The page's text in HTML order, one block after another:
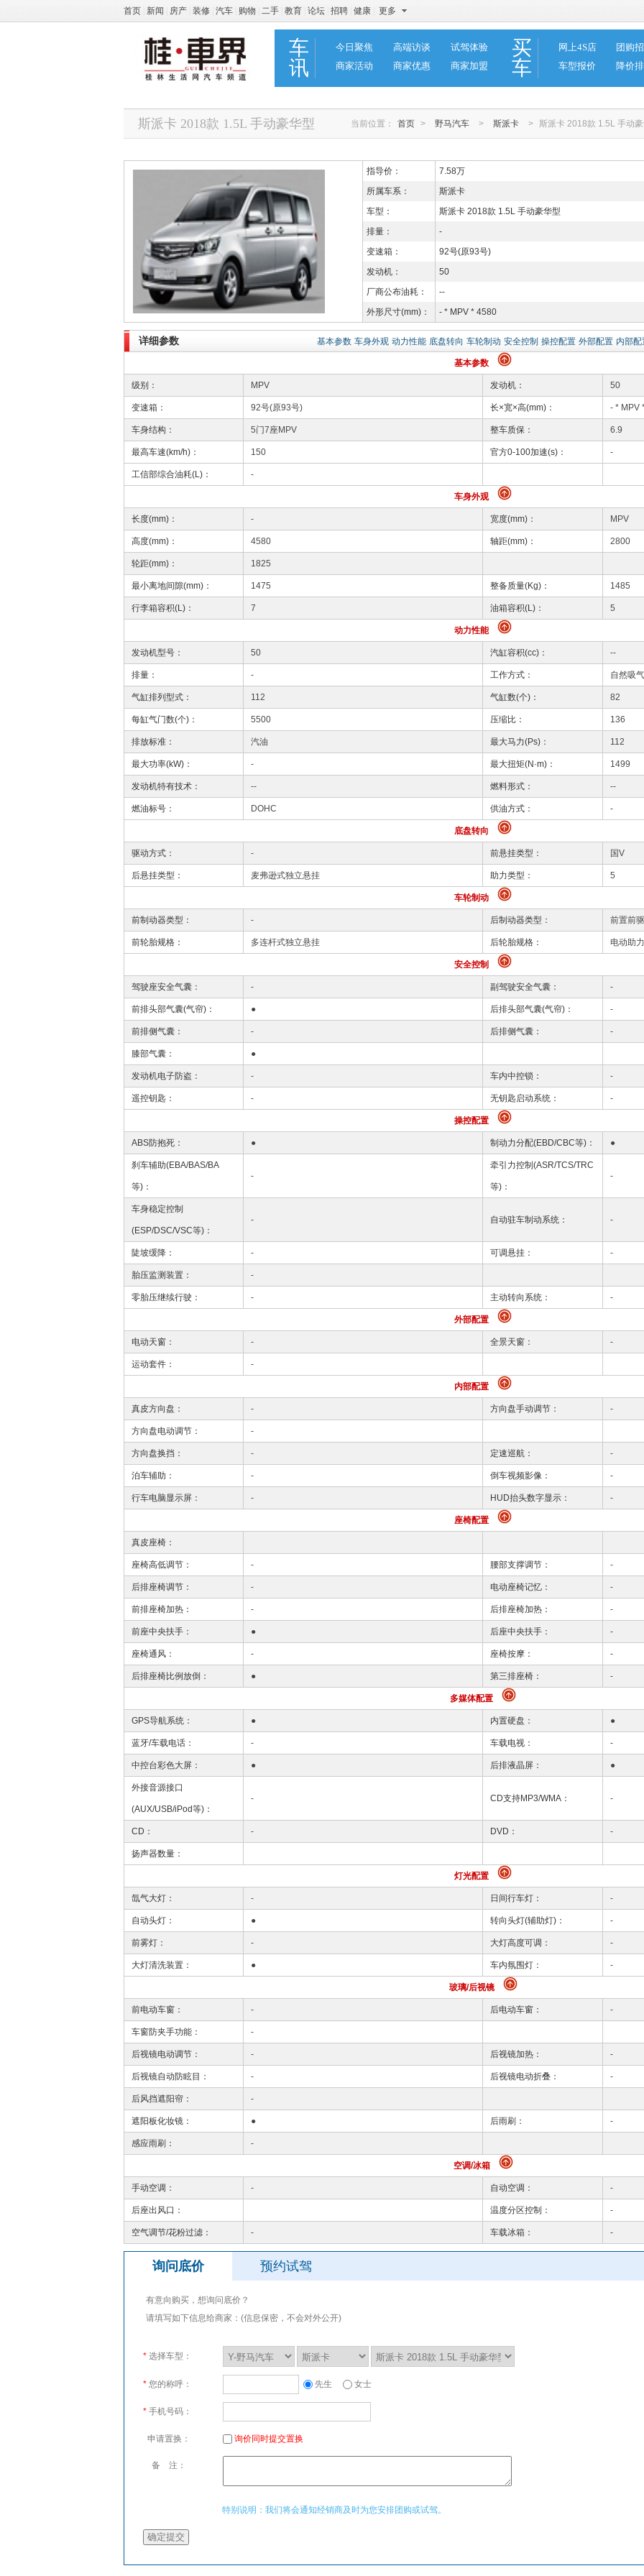
首页 新闻 房产 装修 汽车 购物 二手 教育 论坛 招聘 健康 更多
车
讯
今日聚焦 高端访谈
试驾体验
商家活动
商家优惠 商家加盟
买
车
网上4S店 团购
车型报价
降价
斯派卡 2018款 1.5L 手动豪华型 当前位置： 首页 > 野马汽车 > 斯派卡 > 斯派卡 2018款 1.5L 手动
指导价：
7.58万
所属车系：
斯派卡
车型：
斯派卡 2018款 1.5L 手动豪华型
排量：
-
变速箱：
92号(原93号)
发动机：
50
厂商公布油耗：
--
外形尺寸(mm)：
- * MPV * 4580
基本参数 车身外观 动力性能 底盘转向 车轮制动 安全控制 操控配置 外部配置 内部配
详细参数
基本参数
级别： MPV 发动机： 50
变速箱： 92号(原93号) 长×宽×高(mm)： - * MPV
车身结构： 5门7座MPV 整车质保： 6.9
最高车速(km/h)： 150 官方0-100加速(s)： -
工信部综合油耗(L)： -
车身外观
长度(mm)： - 宽度(mm)： MPV
高度(mm)： 4580 轴距(mm)： 2800
轮距(mm)： 1825
最小离地间隙(mm)： 1475 整备质量(Kg)： 1485
行李箱容积(L)： 7 油箱容积(L)： 5
动力性能
发动机型号： 50 汽缸容积(cc)： --
排量： - 工作方式： 自然吸气
气缸排列型式： 112 气缸数(个)： 82
每缸气门数(个)： 5500 压缩比： 136
排放标准： 汽油 最大马力(Ps)： 112
最大功率(kW)： - 最大扭矩(N·m)： 1499
发动机特有技术： -- 燃料形式： --
燃油标号： DOHC 供油方式： -
底盘转向
驱动方式： - 前悬挂类型： 国V
后悬挂类型： 麦弗逊式独立悬挂 助力类型： 5
车轮制动
前制动器类型： - 后制动器类型： 前置前驱
前轮胎规格： 多连杆式独立悬挂 后轮胎规格： 电动助力
安全控制
驾驶座安全气囊： - 副驾驶安全气囊： -
前排头部气囊(气帘)： ● 后排头部气囊(气帘)： -
前排侧气囊： - 后排侧气囊： -
膝部气囊： ●
发动机电子防盗： - 车内中控锁： -
遥控钥匙： - 无钥匙启动系统： -
操控配置
ABS防抱死： ● 制动力分配(EBD/CBC等)： ●
刹车辅助(EBA/BAS/BA
等)：
-
牵引力控制(ASR/TCS/TRC
等)：
-
车身稳定控制
(ESP/DSC/VSC等)：
- 自动驻车制动系统： -
陡坡缓降： - 可调悬挂： -
胎压监测装置： -
零胎压继续行驶： - 主动转向系统： -
外部配置
电动天窗： - 全景天窗： -
运动套件： -
内部配置
真皮方向盘： - 方向盘手动调节： -
方向盘电动调节： -
方向盘换挡： - 定速巡航： -
泊车辅助： - 倒车视频影像： -
行车电脑显示屏： - HUD抬头数字显示： -
座椅配置
真皮座椅：
座椅高低调节： - 腰部支撑调节： -
后排座椅调节： - 电动座椅记忆： -
前排座椅加热： - 后排座椅加热： -
前座中央扶手： ● 后座中央扶手： -
座椅通风： - 座椅按摩： -
后排座椅比例放倒： ● 第三排座椅： -
多媒体配置
GPS导航系统： ● 内置硬盘： ●
蓝牙/车载电话： - 车载电视： -
中控台彩色大屏： ● 后排液晶屏： ●
外接音源接口
(AUX/USB/iPod等)：
- CD支持MP3/WMA： -
CD： - DVD： -
扬声器数量：
灯光配置
氙气大灯： - 日间行车灯： -
自动头灯： ● 转向头灯(辅助灯)： -
前雾灯： - 大灯高度可调： -
大灯清洗装置： ● 车内氛围灯： -
玻璃/后视镜
前电动车窗： - 后电动车窗： -
车窗防夹手功能： -
后视镜电动调节： - 后视镜加热： -
后视镜自动防眩目： - 后视镜电动折叠： -
后风挡遮阳帘： -
遮阳板化妆镜： ● 后雨刷： -
感应雨刷： -
空调/冰箱
手动空调： - 自动空调： -
后座出风口： 温度分区控制： -
空气调节/花粉过滤： - 车载冰箱： -